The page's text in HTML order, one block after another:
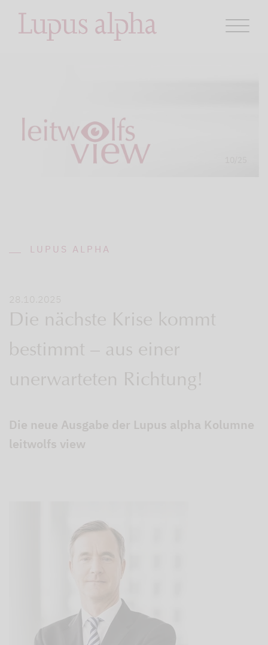
LUPUS ALPHA
28.10.2025
Die nächste Krise kommt
bestimmt – aus einer
unerwarteten Richtung!
Die neue Ausgabe der Lupus alpha Kolumne
leitwolfs view